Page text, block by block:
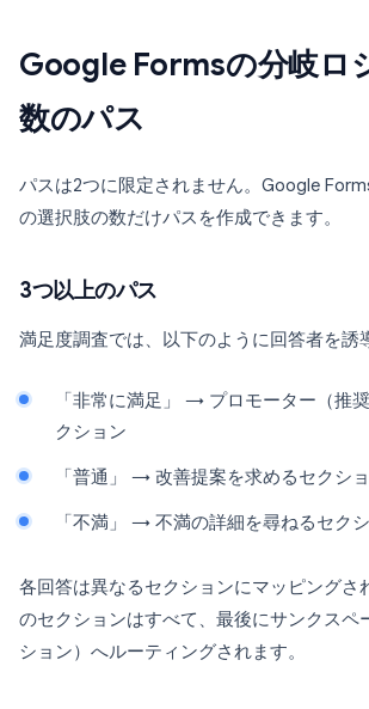
Google Formsの分岐ロ
数のパス
パスは2つに限定されません。Google
の選択肢の数だけパスを作成できます。
3つ以上のパス
満足度調査では、以下のように回答者を誘
「非常に満足」 → プロモーター（推
クション
「普通」 → 改善提案を求めるセクシ
「不満」 → 不満の詳細を尋ねるセク
各回答は異なるセクションにマッピングさ
のセクションはすべて、最後にサンクスペ
ション）へルーティングされます。